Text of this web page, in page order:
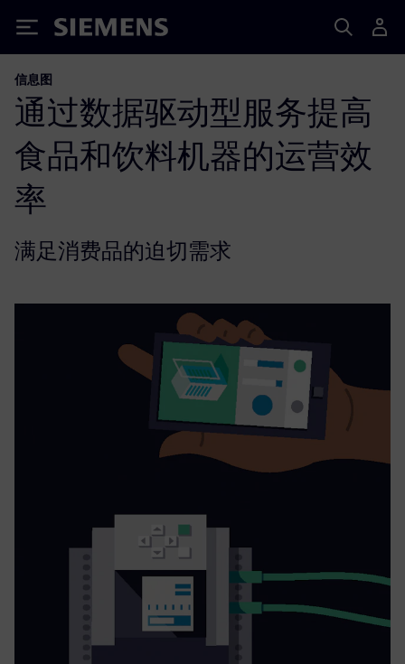
Siemens
信息图
通过数据驱动型服务提高
食品和饮料机器的运营效
率
满足消费品的迫切需求